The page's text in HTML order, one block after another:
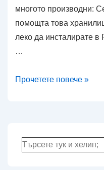
многото производни:
помощта това
леко да инсталирате
…
Огледало
Прочетете повече »
Търсене
за: